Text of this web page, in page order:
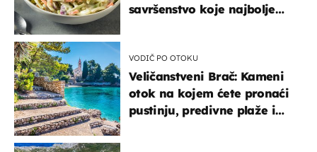
savršenstvo koje najbolje
VODIČ PO OTOKU
Veličanstveni Brač: Kameni
otok na kojem ćete pronaći
pustinju, predivne plaže i